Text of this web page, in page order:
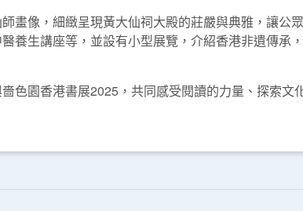
畫像，細緻呈現黃大仙祠大殿的莊嚴與典雅，讓公
養生講座等，並設有小型展覽，介紹香港非遺傳承
色園香港書展2025，共同感受閱讀的力量、探索文